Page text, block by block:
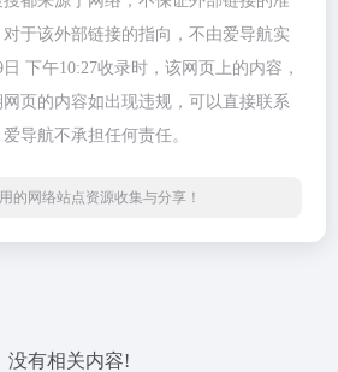
于该外部链接的指向，不由爱导航实
下午10:27收录时，该网页上的内容，
页的内容如出现违规，可以直接联系
导航不承担任何责任。
的网络站点资源收集与分享！
没有相关内容!